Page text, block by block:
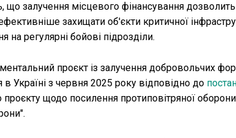
що залучення місцевого фінансування
захищати об'єкти критичної
на регулярні бойові підрозділи.
проєкт із залучення добровольчих
в Україні з червня 2025 року відповідно до
щодо посилення протиповітряної